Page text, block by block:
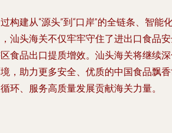
构建从“源头”到“口岸”的全链条、智能
汕头海关不仅牢牢守住了进出口食品
食品出口提质增效。汕头海关将继续
，助力更多安全、优质的中国食品飘
环、服务高质量发展贡献海关力量。